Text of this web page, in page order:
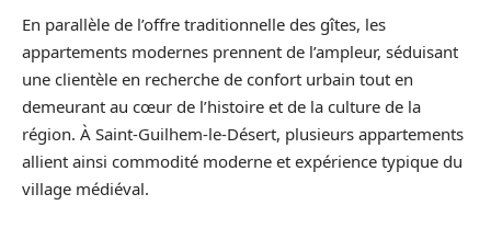
En parallèle de l’offre traditionnelle des gîtes, les
appartements modernes prennent de l’ampleur, séduisant
une clientèle en recherche de confort urbain tout en
demeurant au cœur de l’histoire et de la culture de la
région. À Saint-Guilhem-le-Désert, plusieurs appartements
allient ainsi commodité moderne et expérience typique du
village médiéval.